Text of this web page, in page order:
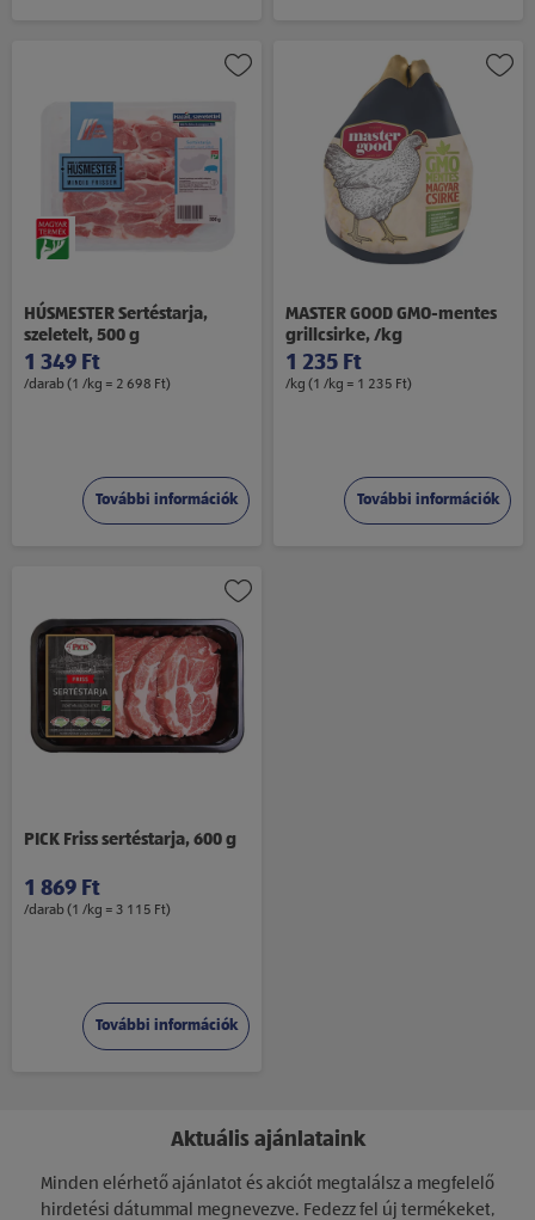
HÚSMESTER Sertéstarja,
szeletelt, 500 g
1 349 Ft
/darab (1 /kg = 2 698 Ft)
További információk
MASTER GOOD GMO-mentes
grillcsirke, /kg
1 235 Ft
/kg (1 /kg = 1 235 Ft)
További információk
PICK Friss sertéstarja, 600 g
1 869 Ft
/darab (1 /kg = 3 115 Ft)
További információk
Aktuális ajánlataink
Minden elérhető ajánlatot és akciót megtalálsz a megfelelő
hirdetési dátummal megnevezve. Fedezz fel új termékeket,